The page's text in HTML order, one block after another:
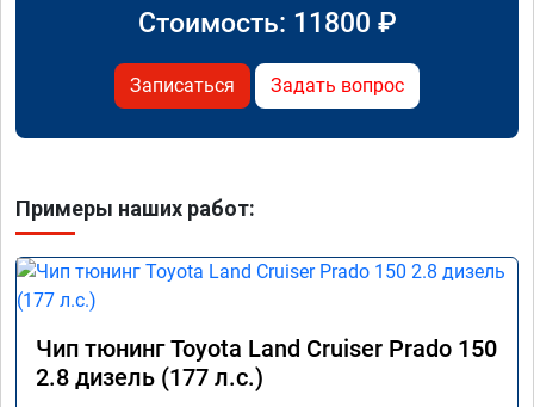
Стоимость: 11800 ₽
Записаться Задать вопрос
Примеры наших работ:
Чип тюнинг Toyota Land Cruiser Prado 150
2.8 дизель (177 л.с.)